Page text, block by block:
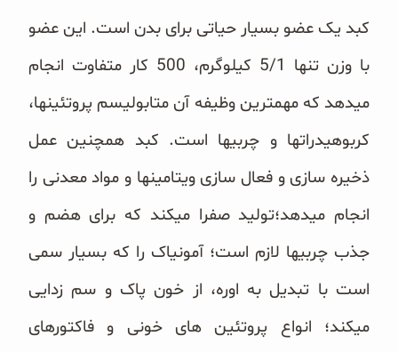
زیتون و روغن زیتون
رایس کیک
غلات و دانه‌های سالم
صبحانه و میان وعده
پک سلامتی OAB
کبد یک عضو بسیار حیاتی برای بدن است. این عضو
با وزن تنها 5/1 کیلوگرم، 500 کار متفاوت انجام
میدهد که مهمترین وظیفه آن متابولیسم پروتئینها،
کربوهیدراتها و چربیها است. کبد همچنین عمل
ذخیره سازی و فعال سازی ویتامینها و مواد معدنی را
انجام میدهد؛تولید صفرا میکند که برای هضم و
جذب چربیها لازم است؛ آمونیاک را که بسیار سمی
است با تبدیل به اوره، از خون پاک و سم زدایی
میکند؛ انواع پروتئین های خونی و فاکتورهای